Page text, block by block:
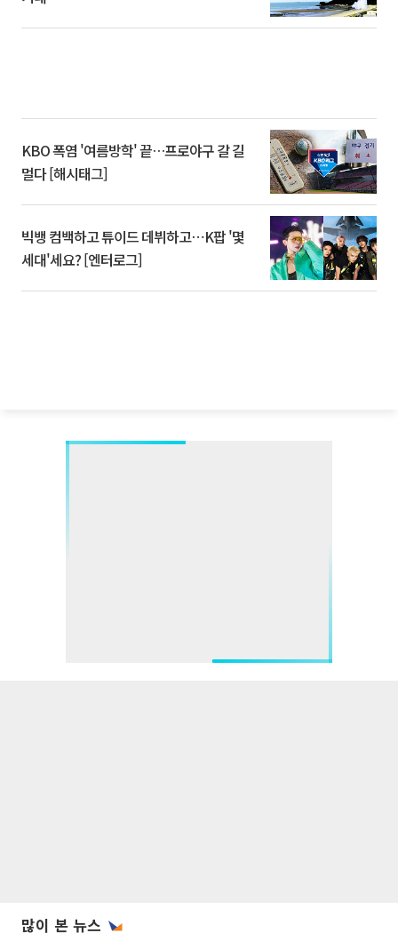
KBO 폭염 '여름방학' 끝…프로야구 갈 길
멀다 [해시태그]
빅뱅 컴백하고 튜이드 데뷔하고⋯K팝 '몇
세대'세요? [엔터로그]
많이 본 뉴스